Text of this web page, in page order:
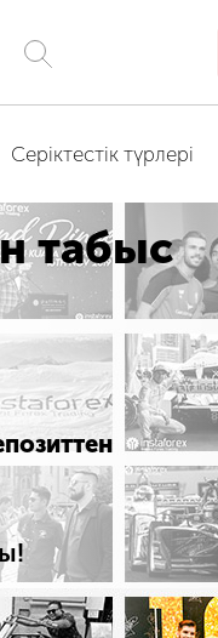
Серіктестік түрлері
табыс